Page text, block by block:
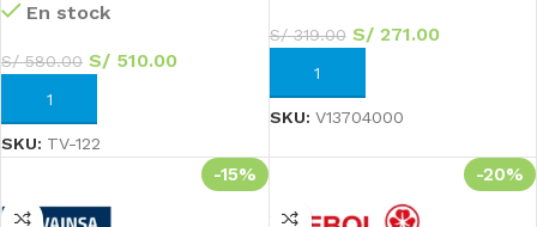
En stock
S/580.00 S/ 510.00
AÑADIR AL CARRITO
SKU: TV-122
S/319.00 S/271.00
AÑADIR AL CARRITO
SKU: V13704000
-15% -20%